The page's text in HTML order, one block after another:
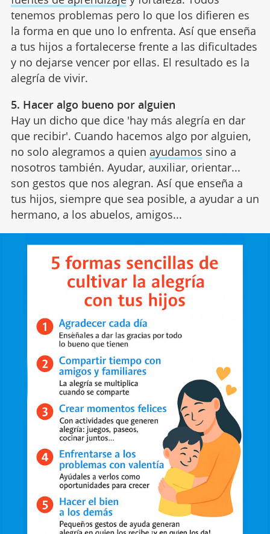
tenemos problemas pero lo que los difieren es
la forma en que uno lo enfrenta. Así que enseña
a tus hijos a fortalecerse frente a las dificultades
y no dejarse vencer por ellas. El resultado es la
alegría de vivir.
5. Hacer algo bueno por alguien
Hay un dicho que dice 'hay más alegría en dar
que recibir'. Cuando hacemos algo por alguien,
no solo alegramos a quien ayudamos sino a
nosotros también. Ayudar, auxiliar, orientar...
son gestos que nos alegran. Así que enseña a
tus hijos, siempre que sea posible, a ayudar a un
hermano, a los abuelos, amigos...